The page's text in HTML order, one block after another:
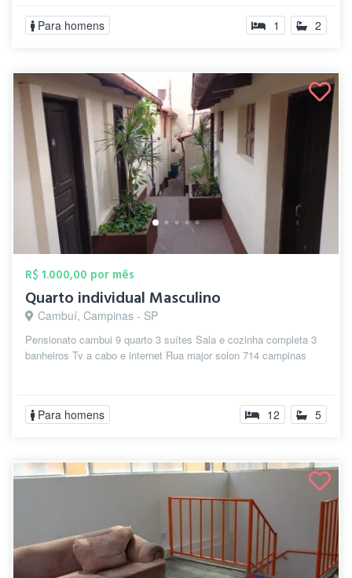
Para homens 1 2
R$ 1.000,00 por mês
Quarto individual Masculino
Cambuí, Campinas - SP
Pensionato cambui 9 quarto 3 suítes Sala e cozinha completa 3
banheiros Tv a cabo e internet Rua major solon 714 campinas
Para homens 12 5